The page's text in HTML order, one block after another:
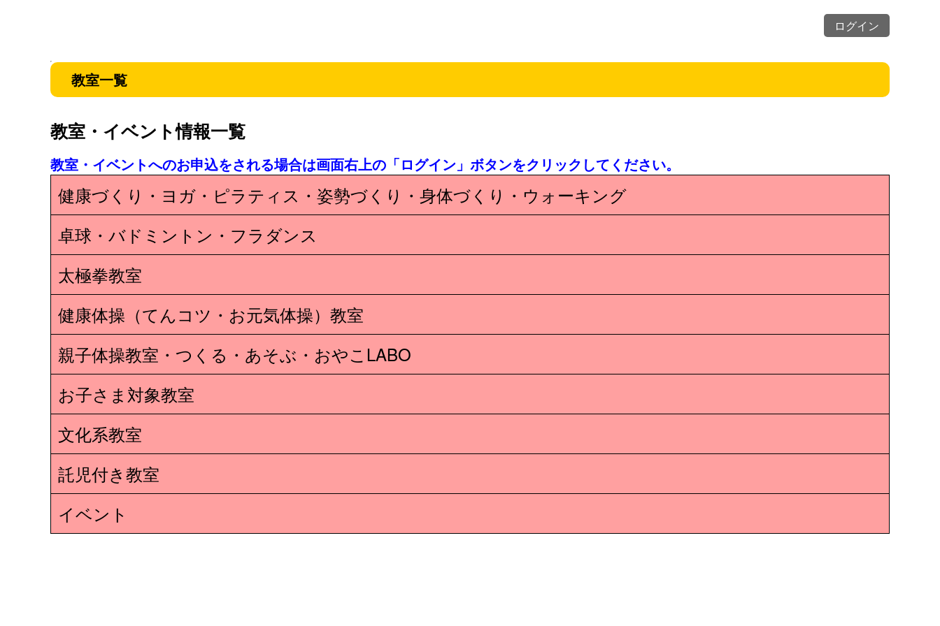
ログイン
教室一覧
教室・イベント情報一覧
教室・イベントへのお申込をされる場合は画面右上の「ログイン」ボタンをクリックしてください。
健康づくり・ヨガ・ピラティス・姿勢づくり・身体づくり・ウォーキング
卓球・バドミントン・フラダンス
太極拳教室
健康体操（てんコツ・お元気体操）教室
親子体操教室・つくる・あそぶ・おやこLABO
お子さま対象教室
文化系教室
託児付き教室
イベント